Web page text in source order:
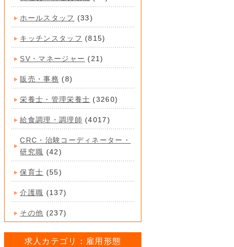
ホールスタッフ (33)
キッチンスタッフ (815)
SV・マネージャー (21)
販売・事務 (8)
栄養士・管理栄養士 (3260)
給食調理・調理師 (4017)
CRC・治験コーディネーター・
研究職 (42)
保育士 (55)
介護職 (137)
その他 (237)
求人カテゴリ：雇用形態